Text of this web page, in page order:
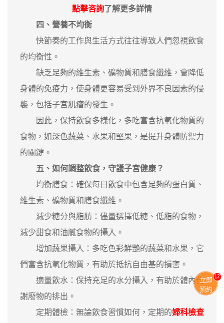
點擊咨詢了解更多詳情
四、營養不均衡
快節奏的工作與生活方式往往導致人們忽視飲食
的均衡性。
缺乏足夠的維生素、礦物質和膳食纖維，會降低
身體的免疫力，使身體更容易受到外界不良因素的侵
襲，包括子宮肌瘤的發生。
因此，保持飲食多樣化，多吃富含抗氧化物質的
食物，如深色蔬菜、水果和堅果，是提升身體防禦力
的關鍵。
五、如何調整飲食，守護子宮健康？
‌均衡膳食‌：確保每日飲食中包含足夠的蛋白質、
維生素、礦物質和膳食纖維。
‌減少糖分與脂肪‌：儘量選擇低糖、低脂的食物，
減少甜食和油膩食物的攝入。
增加蔬果攝入‌：多吃色彩鮮艷的蔬菜和水果，它
們富含抗氧化物質，有助於抵抗自由基的損害。
‌適量飲水‌：保持充足的水分攝入，有助於體內代
謝廢物的排出。
‌定期體檢‌：無論飲食習慣如何，定期的婦科檢查
立即
預約
12